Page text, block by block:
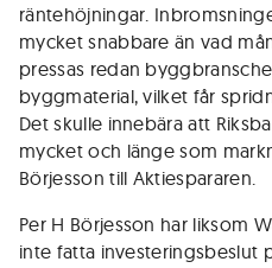
räntehöjningar.
mycket snabbare än vad
pressas redan
byggmaterial, vilket får
Det skulle innebära att
mycket och länge som
Börjesson till Aktiespararen.
Per H Börjesson har liksom
inte fatta investeringsbeslut